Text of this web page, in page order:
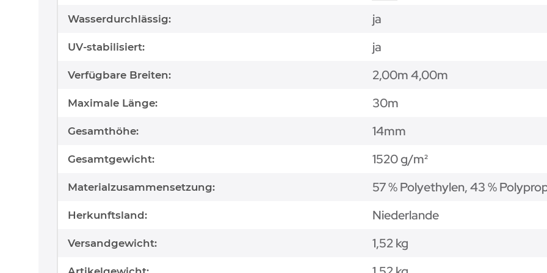
Wasserdurchlässig: ja
UV-stabilisiert: ja
Verfügbare Breiten: 2,00m 4,00m
Maximale Länge: 30m
Gesamthöhe: 14mm
Gesamtgewicht: 1520 g/m²
Materialzusammensetzung: 57 % Polyethylen, 43 %
Herkunftsland: Niederlande
Versandgewicht: 1,52 kg